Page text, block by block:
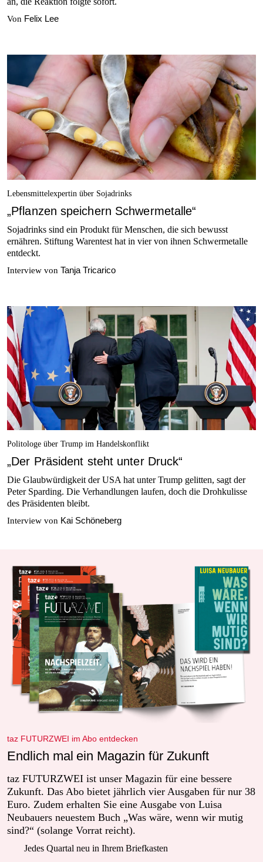
Von Felix Lee
Lebensmittelexpertin über Sojadrinks
„Pflanzen speichern Schwermetalle“
Sojadrinks sind ein Produkt für Menschen, die sich bewusst
ernähren. Stiftung Warentest hat in vier von ihnen Schwermetalle
entdeckt.
Interview von Tanja Tricarico
Politologe über Trump im Handelskonflikt
„Der Präsident steht unter Druck“
Die Glaubwürdigkeit der USA hat unter Trump gelitten, sagt der
Peter Sparding. Die Verhandlungen laufen, doch die Drohkulisse
des Präsidenten bleibt.
Interview von Kai Schöneberg
taz FUTURZWEI im Abo entdecken
Endlich mal ein Magazin für Zukunft
taz FUTURZWEI ist unser Magazin für eine bessere
Zukunft. Das Abo bietet jährlich vier Ausgaben für nur 38
Euro. Zudem erhalten Sie eine Ausgabe von Luisa
Neubauers neuestem Buch „Was wäre, wenn wir mutig
sind?“ (solange Vorrat reicht).
Jedes Quartal neu in Ihrem Briefkasten